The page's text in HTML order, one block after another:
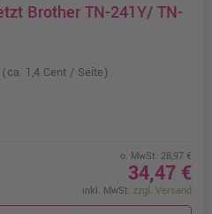
Brother TN-241Y/ TN-
(ca. 1,4 Cent / Seite)
o. MwSt. 28,97 €
34,47 €
inkl. MwSt. zzgl. Versand